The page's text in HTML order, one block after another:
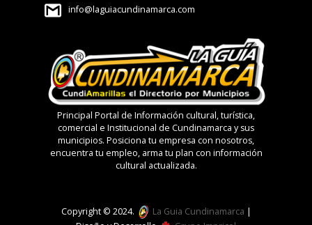
info@laguiacundinamarca.com
Principal Portal de Información cultural, turística,
comercial e Institucional de Cundinamarca y sus
municipios. Posiciona tu empresa con nosotros,
encuentra tu empleo, arma tu plan con información
cultural actualizada.
Copyright © 2024. La Guia Cundinamarca |